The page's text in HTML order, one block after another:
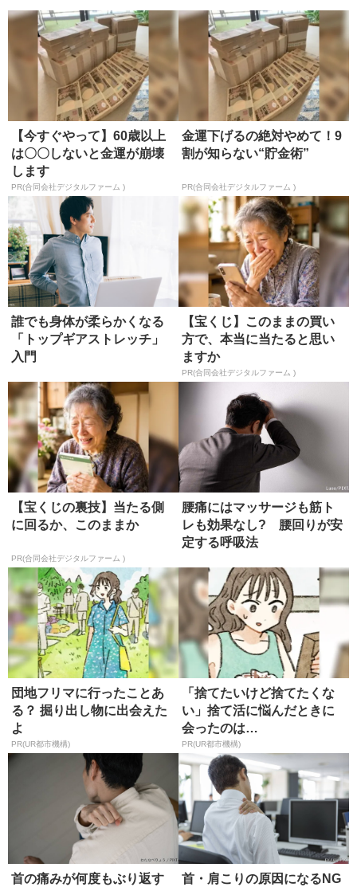
【今すぐやって】60歳以上
は〇〇しないと金運が崩壊
します
PR(合同会社デジタルファーム )
金運下げるの絶対やめて！9
割が知らない“貯金術”
PR(合同会社デジタルファーム )
誰でも身体が柔らかくなる
「トップギアストレッチ」
入門
【宝くじ】このままの買い
方で、本当に当たると思い
ますか
PR(合同会社デジタルファーム )
【宝くじの裏技】当たる側
に回るか、このままか
PR(合同会社デジタルファーム )
腰痛にはマッサージも筋ト
レも効果なし? 腰回りが安
定する呼吸法
団地フリマに行ったことあ
る？ 掘り出し物に出会えた
よ
PR(UR都市機構)
「捨てたいけど捨てたくな
い」捨て活に悩んだときに
会ったのは…
PR(UR都市機構)
首の痛みが何度もぶり返す
首・肩こりの原因になるNG